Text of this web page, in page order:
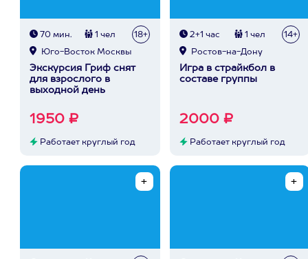
70 мин. 1 чел 18+
Юго-Восток Москвы
Экскурсия Гриф снят
для взрослого в
выходной день
1950 ₽
Работает круглый год
2+1 час 1 чел 14+
Ростов-на-Дону
Игра в страйкбол в
составе группы
2000 ₽
Работает круглый год